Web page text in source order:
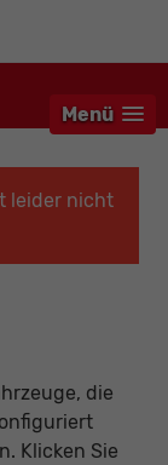
Menü
leider nicht
die
Klicken Sie